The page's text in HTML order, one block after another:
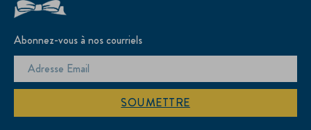
Abonnez-vous à nos courriels
SOUMETTRE